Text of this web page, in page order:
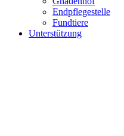
Endpflegestelle
Fundtiere
Unterstützung